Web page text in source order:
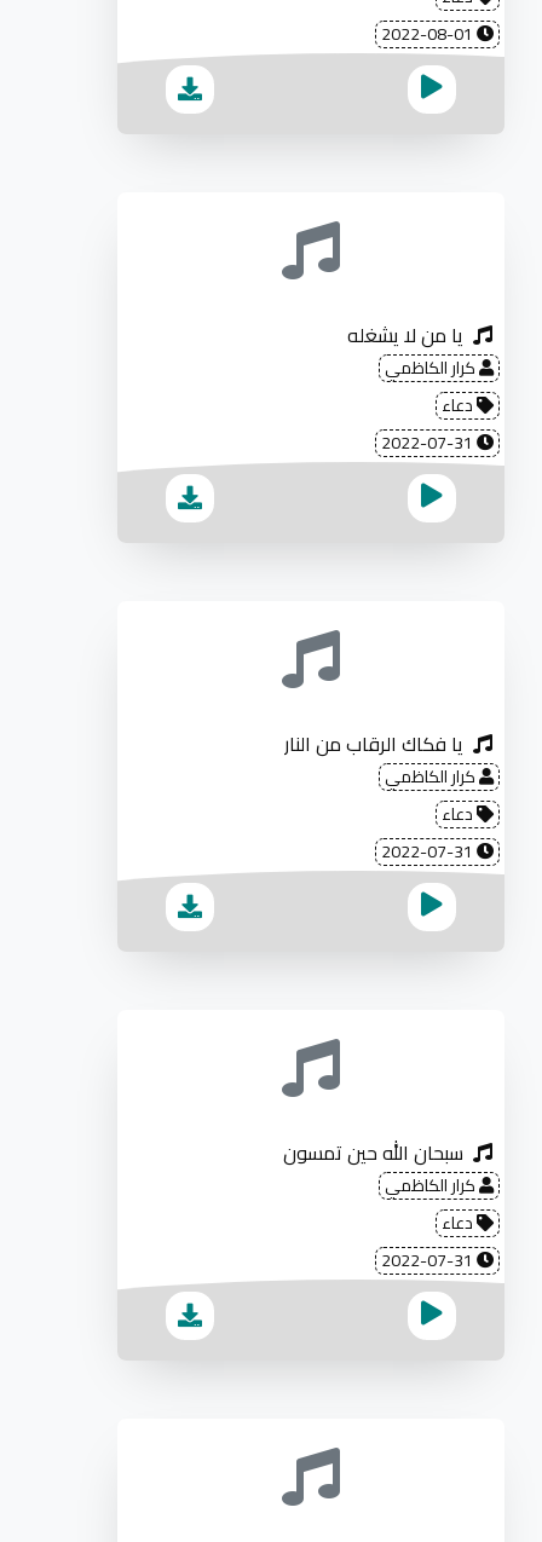
يا من لا يشغله
كرار الكاظمي
دعاء
يا فكاك الرقاب من النار
كرار الكاظمي
دعاء
سبحان الله حين تمسون
كرار الكاظمي
دعاء